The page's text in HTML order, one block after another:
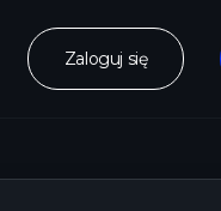
Zaloguj się